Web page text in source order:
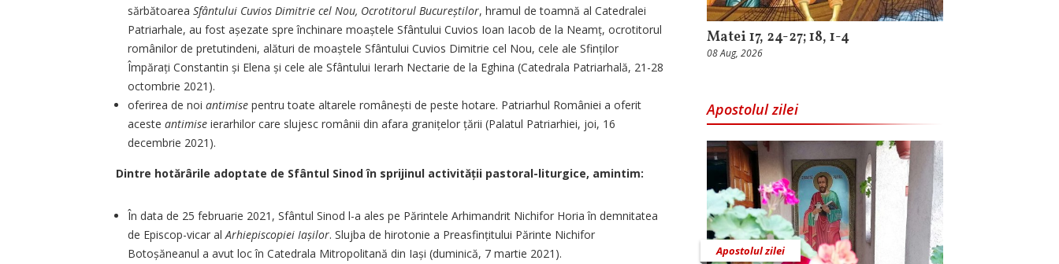
sărbătoarea Sfântului Cuvios Dimitrie cel Nou, Ocrotitorul Bucureștilor, hramul de toamnă al Catedralei
Patriarhale, au fost așezate spre închinare moaștele Sfântului Cuvios Ioan Iacob de la Neamț, ocrotitorul
românilor de pretutindeni, alături de moaștele Sfântului Cuvios Dimitrie cel Nou, cele ale Sfinților
Împărați Constantin și Elena și cele ale Sfântului Ierarh Nectarie de la Eghina (Catedrala Patriarhală, 21-28
octombrie 2021).
oferirea de noi antimise pentru toate altarele românești de peste hotare. Patriarhul României a oferit
aceste antimise ierarhilor care slujesc românii din afara granițelor țării (Palatul Patriarhiei, joi, 16
decembrie 2021).
Dintre hotărârile adoptate de Sfântul Sinod în sprijinul activității pastoral-liturgice, amintim:
În data de 25 februarie 2021, Sfântul Sinod l-a ales pe Părintele Arhimandrit Nichifor Horia în demnitatea
de Episcop-vicar alArhiepiscopiei Iașilor. Slujba de hirotonie a Preasfințitului Părinte Nichifor
Botoșăneanul a avut loc în Catedrala Mitropolitană din Iași (duminică, 7 martie 2021).
Matei 17, 24-27; 18, 1-4
08 Aug, 2026
Apostolul zilei
Apostolul zilei